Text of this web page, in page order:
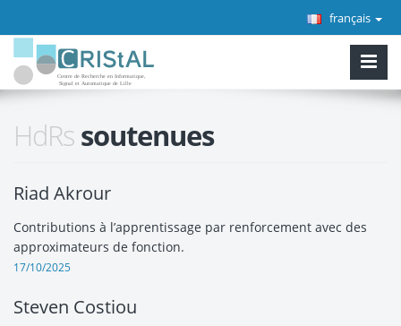
français
HdRssoutenues
Riad Akrour
Contributions à l’apprentissage par renforcement avec des
approximateurs de fonction.
17/10/2025
Steven Costiou